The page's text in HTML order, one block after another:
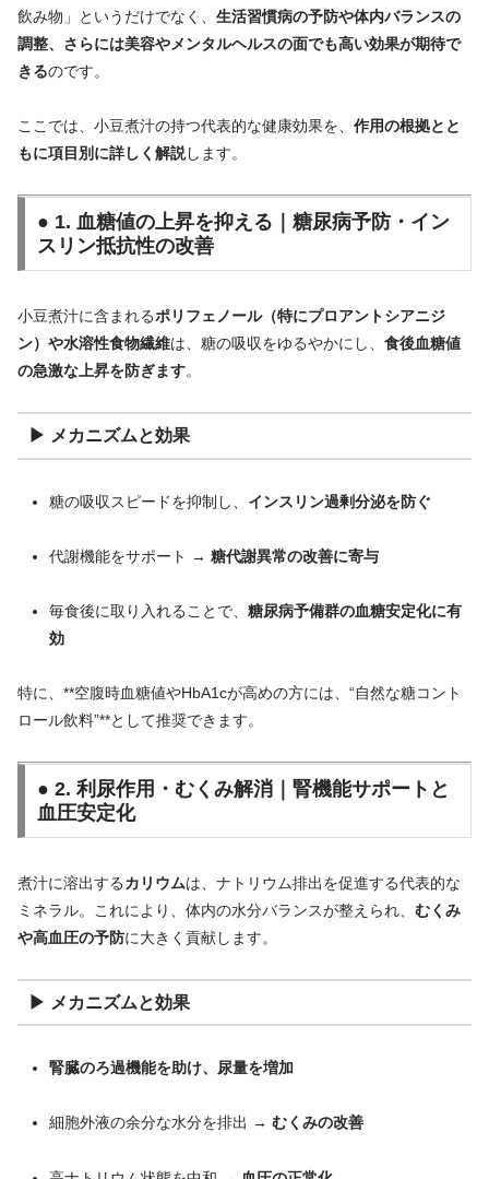
飲み物」というだけでなく、 生活習慣病の予防や体内バランスの
調整、さらには美容やメンタルヘルスの面でも高い効果が期待で
きるのです。
ここでは、小豆煮汁の持つ代表的な健康効果を、 作用の根拠とと
もに項目別に詳しく解説します。
● 1. 血糖値の上昇を抑える｜糖尿病予防・イン
スリン抵抗性の改善
小豆煮汁に含まれるポリフェノール（特にプロアントシアニジ
ン）や水溶性食物繊維は、糖の吸収をゆるやかにし、 食後血糖値
の急激な上昇を防ぎます。
▶ メカニズムと効果
糖の吸収スピードを抑制し、 インスリン過剰分泌を防ぐ
代謝機能をサポート → 糖代謝異常の改善に寄与
毎食後に取り入れることで、 糖尿病予備群の血糖安定化に有
効
特に、**空腹時血糖値やHbA1cが高めの方には、“自然な糖コント
ロール飲料”**として推奨できます。
● 2. 利尿作用・むくみ解消｜腎機能サポートと
血圧安定化
煮汁に溶出するカリウムは、ナトリウム排出を促進する代表的な
ミネラル。これにより、体内の水分バランスが整えられ、 むくみ
や高血圧の予防に大きく貢献します。
▶ メカニズムと効果
腎臓のろ過機能を助け、尿量を増加
細胞外液の余分な水分を排出 → むくみの改善